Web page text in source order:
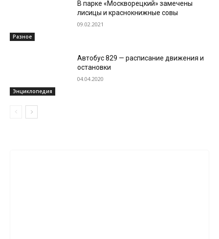
Разное
В парке «Москворецкий» замечены
лисицы и краснокнижные совы
09.02.2021
Энциклопедия
Автобус 829 — расписание движения и
остановки
04.04.2020